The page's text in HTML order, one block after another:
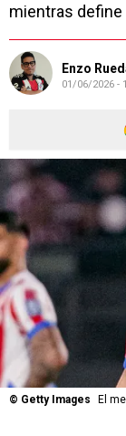
mientras
Enzo
01/06/2026 -
© Getty Images El